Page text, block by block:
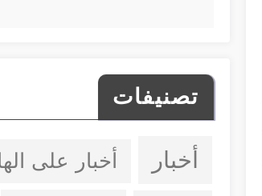
تصنيفات
أخبار أخبار على